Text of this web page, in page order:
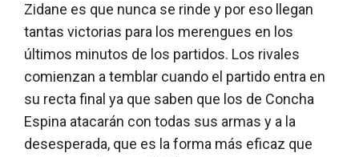
Zidane es que nunca se rinde y por eso llegan
tantas victorias para los merengues en los
últimos minutos de los partidos. Los rivales
comienzan a temblar cuando el partido entra en
su recta final ya que saben que los de Concha
Espina atacarán con todas sus armas y a la
desesperada, que es la forma más eficaz que